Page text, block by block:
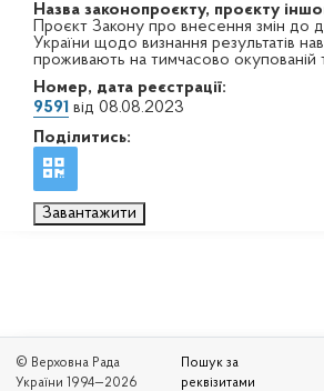
Назва законопроєкту, проєкту
Проєкт Закону про внесення змін до
України щодо визнання результатів
проживають на тимчасово окупованій
Номер, дата реєстрації:
9591 від 08.08.2023
Поділитись:
Завантажити
© Верховна Рада
України 1994—2026
Пошук за
реквізитами